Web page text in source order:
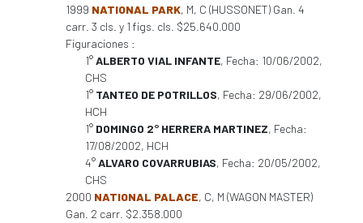
1999 NATIONAL PARK, M, C (HUSSONET) Gan. 4
carr. 3 cls. y 1 figs. cls. $25.640.000
Figuraciones :
1°ALBERTO VIAL INFANTE, Fecha: 10/06/2002,
CHS
1° TANTEO DE POTRILLOS, Fecha: 29/06/2002,
HCH
1° DOMINGO 2° HERRERA MARTINEZ, Fecha:
17/08/2002, HCH
4°ALVARO COVARRUBIAS, Fecha: 20/05/2002,
CHS
2000 NATIONAL PALACE, C, M (WAGON MASTER)
Gan. 2 carr. $2.358.000